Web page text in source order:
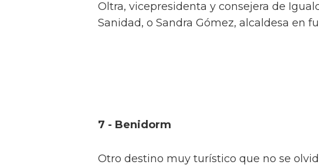
Oltra, vicepresidenta y consejera de
Sanidad, o Sandra Gómez, alcaldesa en
7 - Benidorm
Otro destino muy turístico que no se